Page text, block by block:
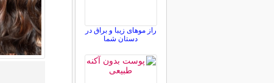
راز موهای زیبا و براق در
دستان شما